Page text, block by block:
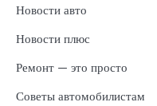
Новости авто
Новости плюс
Ремонт — это просто
Советы автомобилистам